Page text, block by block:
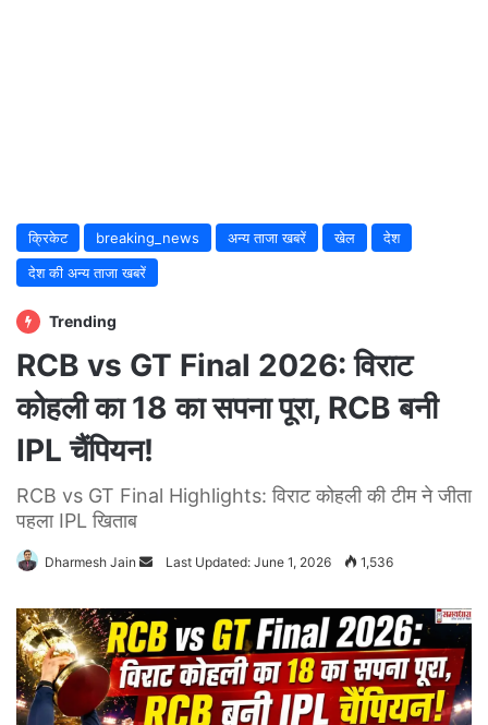
क्रिकेट breaking_news अन्य ताजा खबरें खेल
देश
देश की अन्य ताजा खबरें
Trending
RCB vs GT Final 2026: विराट
कोहली का 18 का सपना पूरा, RCB बनी
IPL चैंपियन!
RCB vs GT Final Highlights: विराट कोहली की टीम ने जीता
पहला IPL खिताब
Dharmesh Jain
Send
email
Last Updated: June 1, 2026 1,536